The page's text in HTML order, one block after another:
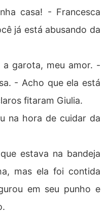
casa! - Francesca
já está abusando da
garota, meu amor. -
- Acho que ela está
fitaram Giulia.
na hora de cuidar da
estava na bandeja
mas ela foi contida
em seu punho e